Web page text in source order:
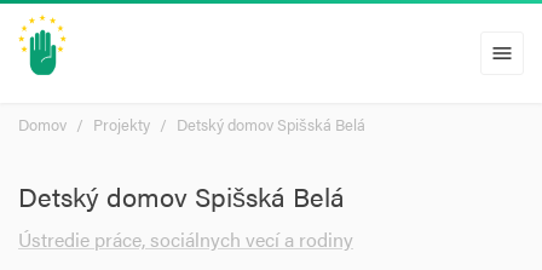
menu
Domov Projekty Detský domov Spišská Belá
Detský domov Spišská Belá
Ústredie práce, sociálnych vecí a rodiny